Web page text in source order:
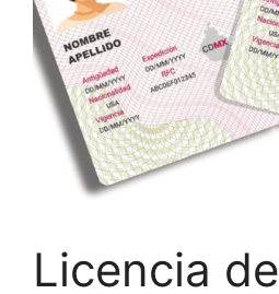
Licencia de